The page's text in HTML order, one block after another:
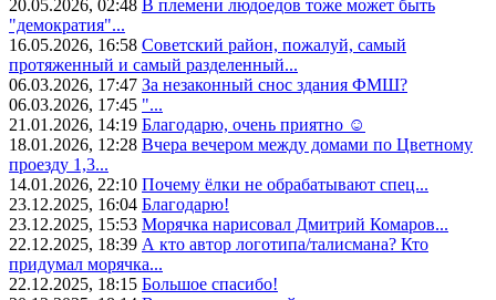
20.05.2026, 02:48 В племени людоедов тоже может быть
"демократия"...
16.05.2026, 16:58 Советский район, пожалуй, самый
протяженный и самый разделенный...
06.03.2026, 17:47 За незаконный снос здания ФМШ?
06.03.2026, 17:45 "...
21.01.2026, 14:19 Благодарю, очень приятно ☺️
18.01.2026, 12:28 Вчера вечером между домами по Цветному
проезду 1,3...
14.01.2026, 22:10 Почему ёлки не обрабатывают спец...
23.12.2025, 16:04 Благодарю!
23.12.2025, 15:53 Морячка нарисовал Дмитрий Комаров...
22.12.2025, 18:39 А кто автор логотипа/талисмана? Кто
придумал морячка...
22.12.2025, 18:15 Большое спасибо!